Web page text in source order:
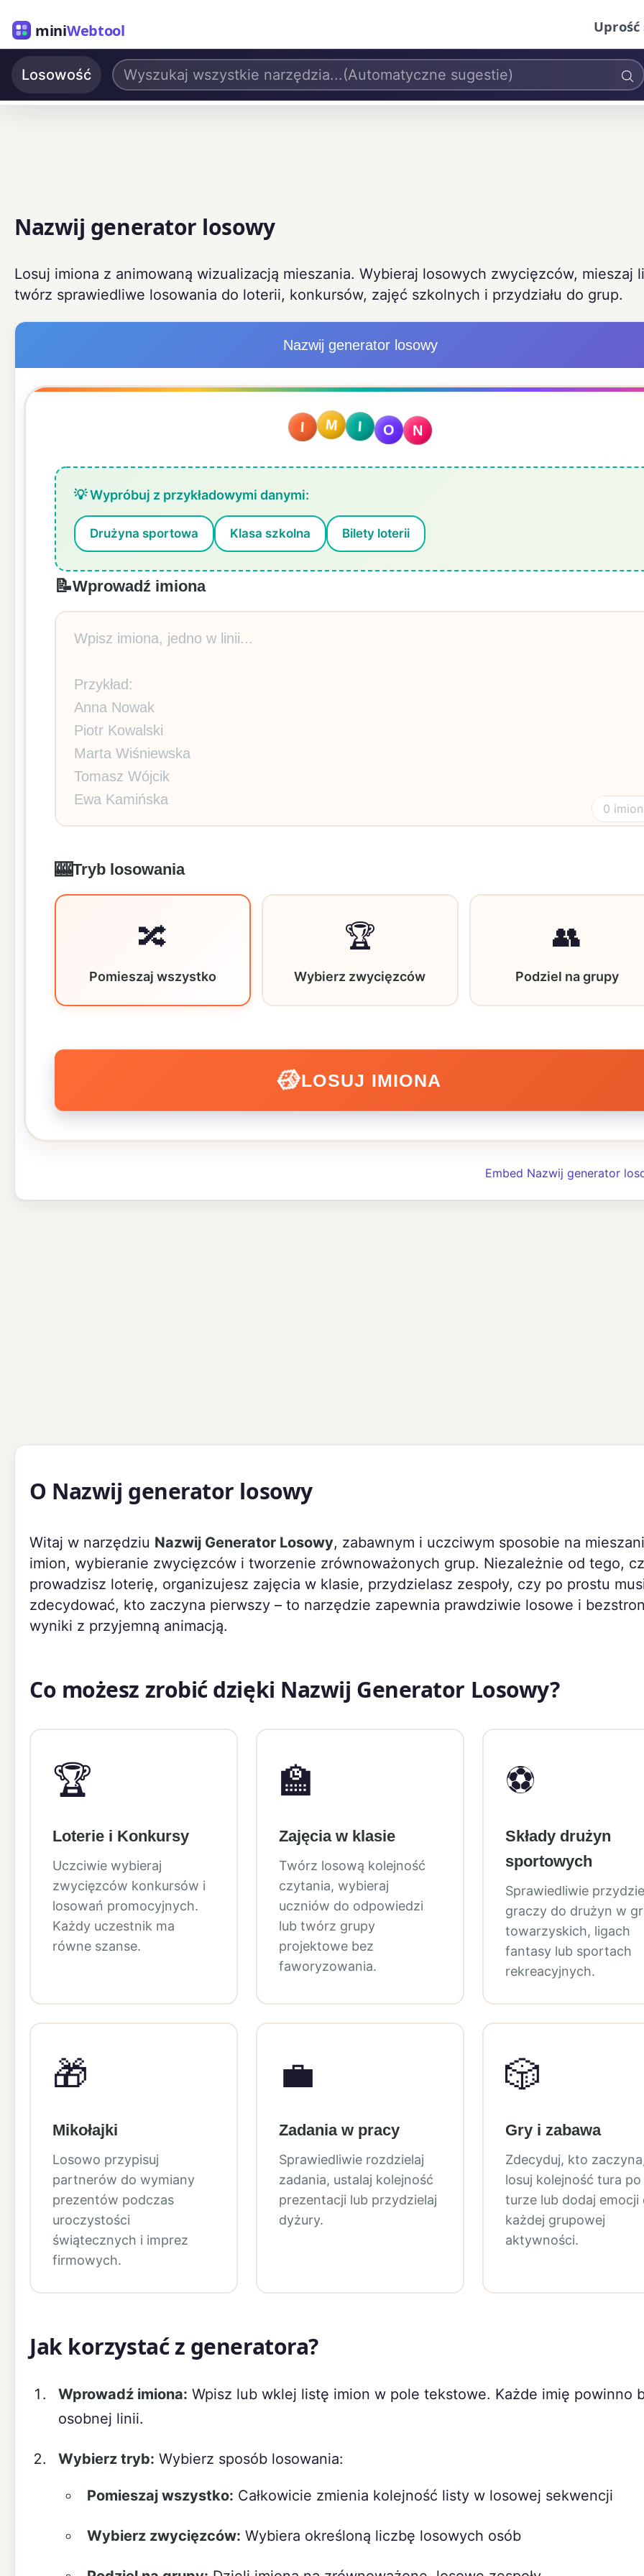
miniWebtool
Losowość
Nazwij generator losowy
Losuj imiona z animowaną wizualizacją mieszania. Wybieraj losowych zwycięzców, mieszaj
twórz sprawiedliwe losowania do loterii, konkursów, zajęć szkolnych i przydziału do grup.
Nazwij generator losowy
I M I O N
💡 Wypróbuj z przykładowymi danymi:
Drużyna sportowa Klasa szkolna Bilety loterii
📝Wprowadź imiona
0 imion
🎰Tryb losowania
🔀
Pomieszaj wszystko
🏆
Wybierz zwycięzców
👥
Podziel na grupy
🎲LOSUJ IMIONA
Embed Nazwij generator
O Nazwij generator losowy
Witaj w narzędziu Nazwij Generator Losowy, zabawnym i uczciwym sposobie na
imion, wybieranie zwycięzców i tworzenie zrównoważonych grup. Niezależnie od tego,
prowadzisz loterię, organizujesz zajęcia w klasie, przydzielasz zespoły, czy po prostu
zdecydować, kto zaczyna pierwszy – to narzędzie zapewnia prawdziwie losowe i
wyniki z przyjemną animacją.
Co możesz zrobić dzięki Nazwij Generator Losowy?
🏆
Loterie i Konkursy
Uczciwie wybieraj
zwycięzców konkursów i
losowań promocyjnych.
Każdy uczestnik ma
równe szanse.
🏫
Zajęcia w klasie
Twórz losową kolejność
czytania, wybieraj
uczniów do odpowiedzi
lub twórz grupy
projektowe bez
faworyzowania.
⚽
Składy drużyn
sportowych
Sprawiedliwie
graczy do drużyn w
towarzyskich, ligach
fantasy lub sportach
rekreacyjnych.
🎁
Mikołajki
Losowo przypisuj
partnerów do wymiany
prezentów podczas
uroczystości
świątecznych i imprez
firmowych.
💼
Zadania w pracy
Sprawiedliwie rozdzielaj
zadania, ustalaj kolejność
prezentacji lub przydzielaj
dyżury.
🎲
Gry i zabawa
Zdecyduj, kto
losuj kolejność tura po
turze lub dodaj emocji
każdej grupowej
aktywności.
Jak korzystać z generatora?
Wprowadź imiona: Wpisz lub wklej listę imion w pole tekstowe. Każde imię powinno
osobnej linii.
Wybierz tryb: Wybierz sposób losowania:
Pomieszaj wszystko: Całkowicie zmienia kolejność listy w losowej sekwencji
Wybierz zwycięzców: Wybiera określoną liczbę losowych osób